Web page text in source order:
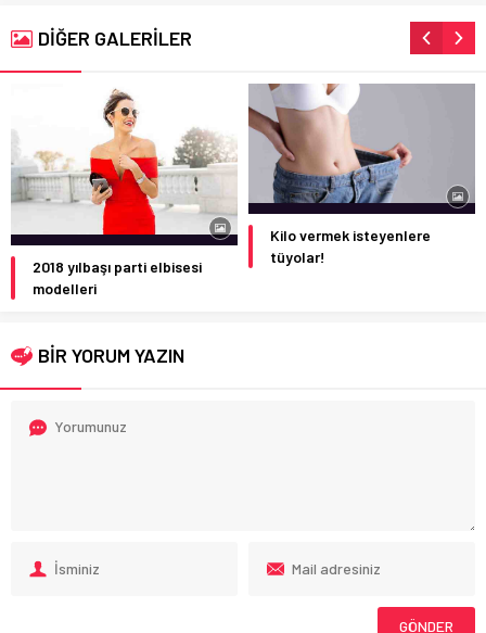
DİĞER GALERİLER
2018 yılbaşı parti elbisesi
modelleri
Kilo vermek isteyenlere
tüyolar!
BİR YORUM YAZIN